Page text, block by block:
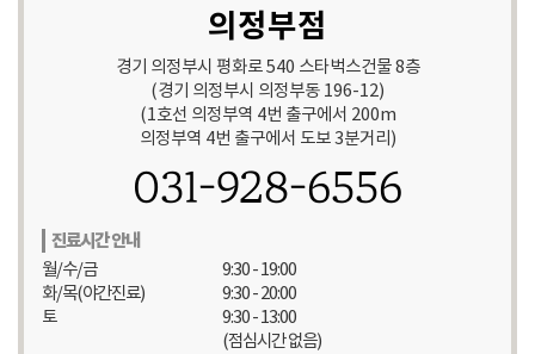
의정부점
경기 의정부시 평화로 540 스타벅스건물 8층
(경기 의정부시 의정부동 196-12)
(1호선 의정부역 4번 출구에서 200m
의정부역 4번 출구에서 도보 3분거리)
031-928-6556
진료시간 안내
월/수/금
화/목(야간진료)
토
9:30 - 19:00
9:30 - 20:00
9:30 - 13:00
(점심시간 없음)